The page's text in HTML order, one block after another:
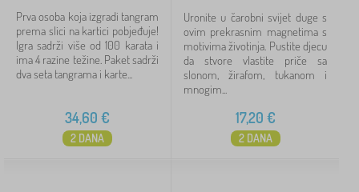
Prva osoba koja izgradi tangram
prema slici na kartici pobjeđuje!
Igra sadrži više od 100 karata i
ima 4 razine težine. Paket sadrži
dva seta tangrama i karte...
34,60 €
2 DANA
Uronite u čarobni svijet duge s
ovim prekrasnim magnetima s
motivima životinja. Pustite djecu
da stvore vlastite priče sa
slonom, žirafom, tukanom i
mnogim...
17,20 €
2 DANA